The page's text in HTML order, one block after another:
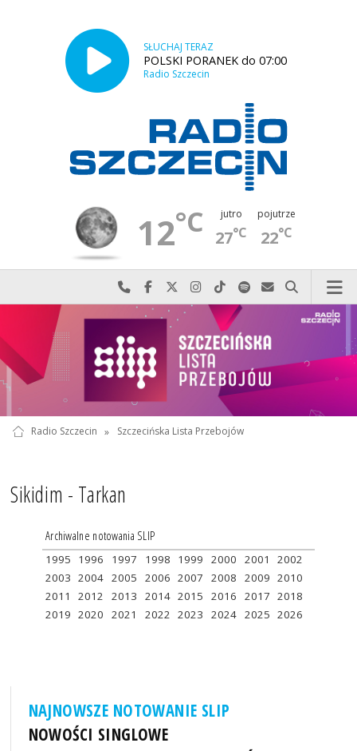
SŁUCHAJ TERAZ
POLSKI PORANEK do 07:00
Radio Szczecin
12°C jutro
27°C
pojutrze
22°C
Najlepiej po prostu do nas zadzwoń
Odwiedź nas na Facebook-u
Odwiedź nas na X
Odwiedź nas na Instagram-ie
Odwiedź nas na TikTok-u
Szukaj nas na Spotify
Wyślij do nas
Szukaj
Radio Szczecin » Szczecińska Lista Przebojów
Sikidim - Tarkan
Archiwalne notowania SLIP
1995 1996 1997 1998 1999 2000 2001
2002
2003 2004 2005 2006 2007 2008 2009 2010
2011
2012 2013 2014 2015 2016 2017 2018
2019 2020 2021 2022 2023 2024 2025 2026
NAJNOWSZE NOTOWANIE SLIP
NOWOŚCI SINGLOWE